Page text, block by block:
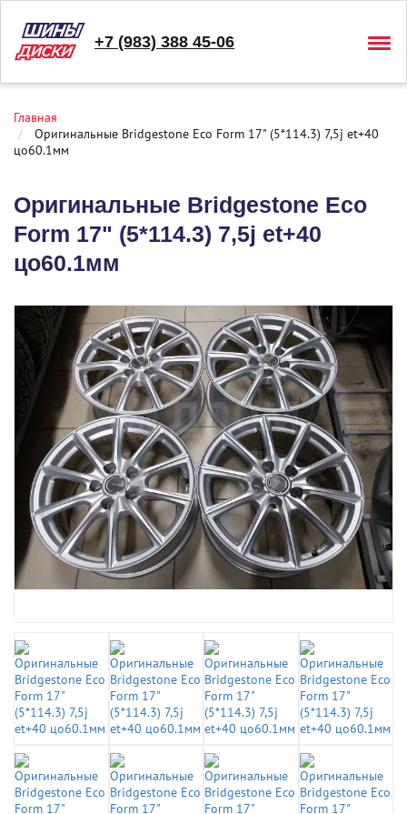
+7 (983) 388 45-06
Главная
Оригинальные Bridgestone Eco Form 17" (5*114.3) 7,5j et+40
цо60.1мм
Оригинальные Bridgestone Eco
Form 17" (5*114.3) 7,5j et+40
цо60.1мм